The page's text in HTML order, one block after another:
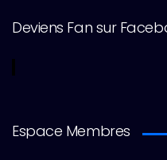
Deviens Fan sur
Espace Membres